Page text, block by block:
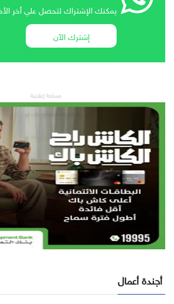
يمكنك الإشتراك لتحصل علي أخر
إشترك الآن
مساحة إعلانية
أجندة أعمال